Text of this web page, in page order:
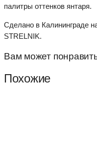
палитры оттенков янтаря.
Сделано в Калининграде
STRELNIK.
Вам может
Похожие